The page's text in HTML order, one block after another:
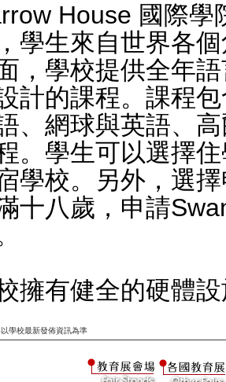
House 國際學
學生來自世界各
，學校提供全年
計的課程。課程
、網球與英語、
。學生可以選擇
學校。另外，選
十八歲，申請
擁有健全的硬體
以學校最新發佈資訊為準